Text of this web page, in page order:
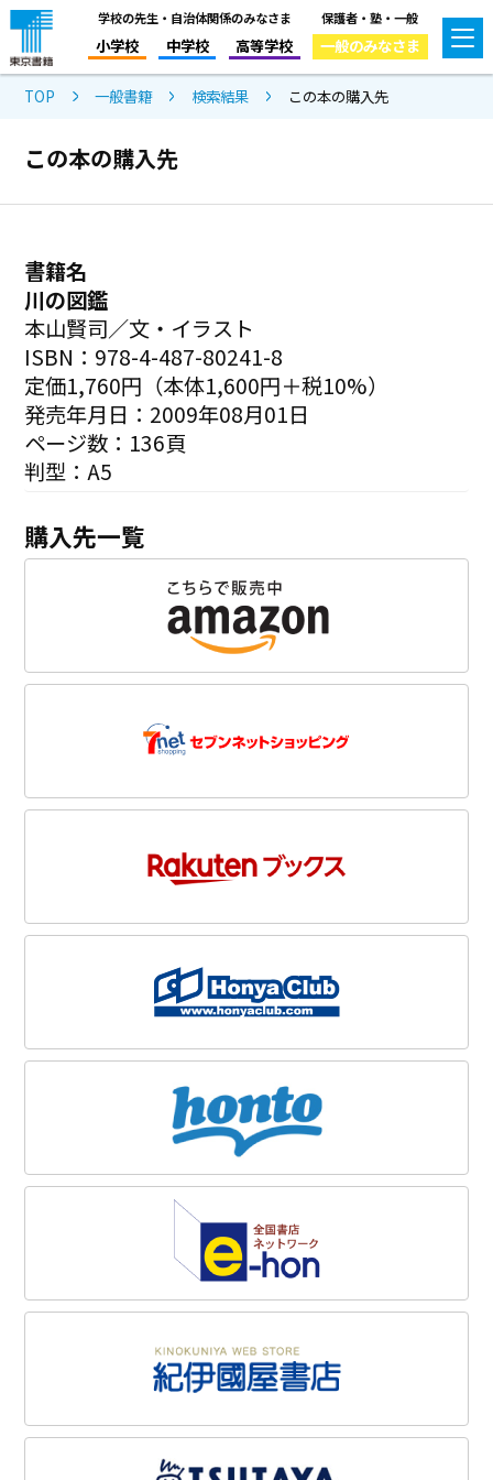
学校の先生・自治体関係のみなさま
小学校 中学校 高等学校
保護者・塾・一般
一般のみなさま
TOP 一般書籍 検索結果 この本の購入先
この本の購入先
書籍名
川の図鑑
本山賢司／文・イラスト
ISBN：978-4-487-80241-8
定価1,760円（本体1,600円＋税10%）
発売年月日：2009年08月01日
ページ数：136頁
判型：A5
購入先一覧